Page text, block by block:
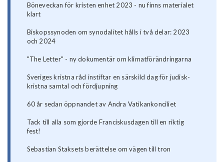
Böneveckan för kristen enhet 2023 - nu finns materialet
klart
Biskopssynoden om synodalitet hålls i två delar: 2023
och 2024
"The Letter" - ny dokumentär om klimatförändringarna
Sveriges kristna råd instiftar en särskild dag för judisk-
kristna samtal och fördjupning
60 år sedan öppnandet av Andra Vatikankonciliet
Tack till alla som gjorde Franciskusdagen till en riktig
fest!
Sebastian Staksets berättelse om vägen till tron